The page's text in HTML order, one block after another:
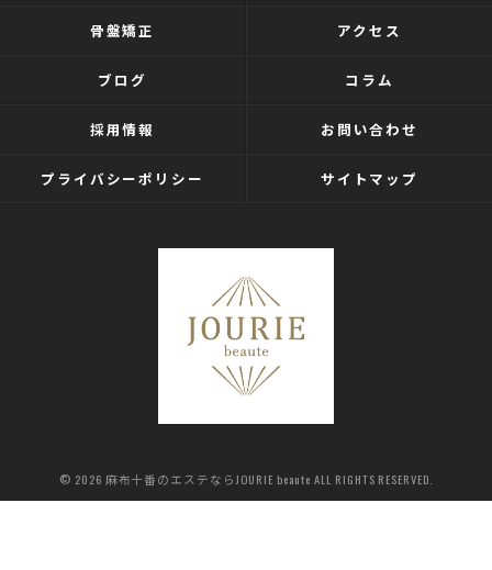
骨盤矯正 アクセス
ブログ コラム
採用情報 お問い合わせ
プライバシーポリシー サイトマップ
© 2026 麻布十番のエステならJOURIE beaute ALL RIGHTS RESERVED.